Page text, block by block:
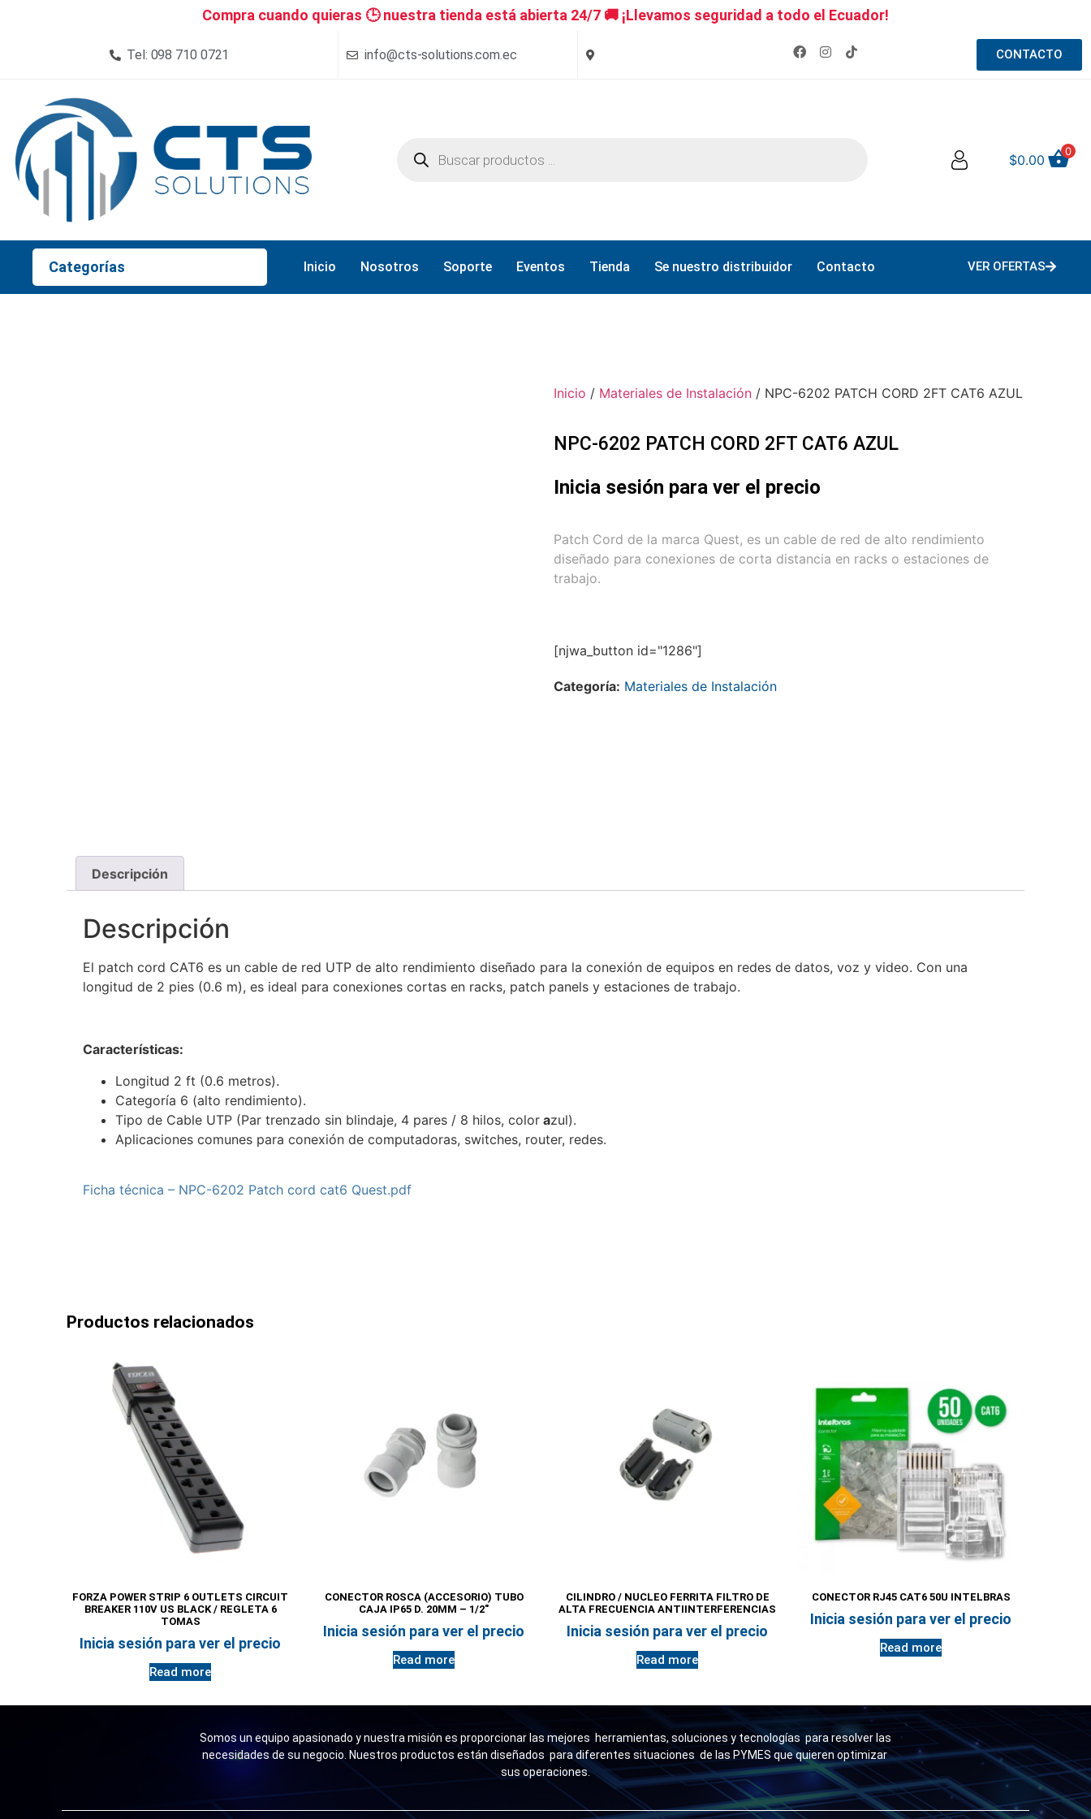
Compra cuando quieras 🕒 nuestra tienda está abierta 24/7 🚚 ¡Llevamos seguridad a todo el Ecuador!
Tel: 098 710 0721 info@cts-solutions.com.ec CONTACTO
$0.00
0
Categorías Inicio Nosotros Soporte Eventos Tienda Se nuestro distribuidor Contacto VER OFERTAS
Inicio / Materiales de Instalación / NPC-6202 PATCH CORD 2FT CAT6 AZUL
NPC-6202 PATCH CORD 2FT CAT6 AZUL
Inicia sesión para ver el precio
Patch Cord de la marca Quest, es un cable de red de alto rendimiento
diseñado para conexiones de corta distancia en racks o estaciones de
trabajo.
[njwa_button id="1286"]
Categoría: Materiales de Instalación
Descripción
Descripción
El patch cord CAT6 es un cable de red UTP de alto rendimiento diseñado para la conexión de equipos en redes de datos, voz y video. Con una
longitud de 2 pies (0.6 m), es ideal para conexiones cortas en racks, patch panels y estaciones de trabajo.
Características:
Longitud 2 ft (0.6 metros).
Categoría 6 (alto rendimiento).
Tipo de Cable UTP (Par trenzado sin blindaje, 4 pares / 8 hilos, color azul).
Aplicaciones comunes para conexión de computadoras, switches, router, redes.
Ficha técnica – NPC-6202 Patch cord cat6 Quest.pdf
Productos relacionados
FORZA POWER STRIP 6 OUTLETS CIRCUIT
BREAKER 110V US BLACK / REGLETA 6
TOMAS
Inicia sesión para ver el precio
Read more
CONECTOR ROSCA (ACCESORIO) TUBO
CAJA IP65 D. 20MM – 1/2″
Inicia sesión para ver el precio
Read more
CILINDRO / NUCLEO FERRITA FILTRO DE
ALTA FRECUENCIA ANTIINTERFERENCIAS
Inicia sesión para ver el precio
Read more
CONECTOR RJ45 CAT6 50U INTELBRAS
Inicia sesión para ver el precio
Read more
Somos un equipo apasionado y nuestra misión es proporcionar las mejores herramientas, soluciones y tecnologías para resolver las
necesidades de su negocio. Nuestros productos están diseñados para diferentes situaciones de las PYMES que quieren optimizar
sus operaciones.